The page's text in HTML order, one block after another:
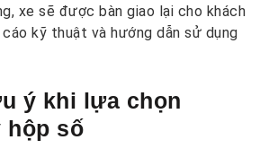
xe sẽ được bàn giao lại cho khách
kỹ thuật và hướng dẫn sử dụng
ý khi lựa chọn
hộp số